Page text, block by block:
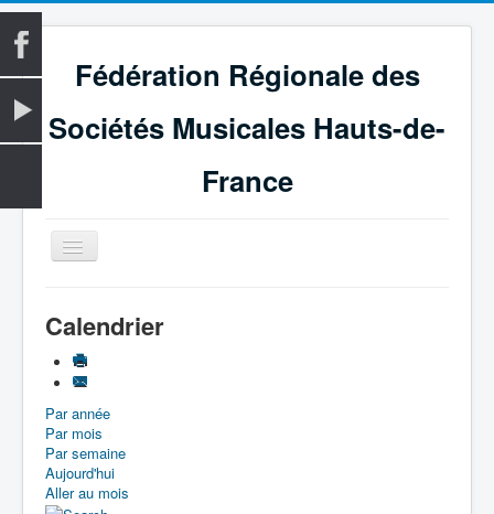
Fédération Régionale des
Sociétés Musicales Hauts-de-
France
Basculer
la
La Fédération
Vie fédérale
Examens
Le Magazine
Les Médailles
Calendrier
Par année
Par mois
Par semaine
Aujourd'hui
Aller au mois